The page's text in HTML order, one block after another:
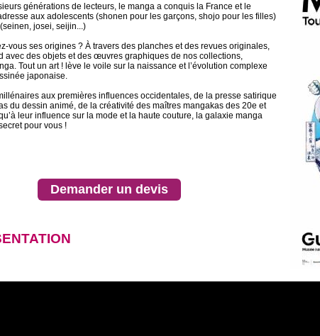
générations de lecteurs, le manga a conquis la France et le
aux adolescents (shonen pour les garçons, shojo pour les filles)
josei, seijin...)
vous ses origines ? À travers des planches et des revues originales,
avec des objets et des œuvres graphiques de nos collections,
Tout un art ! lève le voile sur la naissance et l’évolution complexe
japonaise.
aux premières influences occidentales, de la presse satirique
du dessin animé, de la créativité des maîtres mangakas des 20e et
leur influence sur la mode et la haute couture, la galaxie manga
pour vous !
Demander un devis